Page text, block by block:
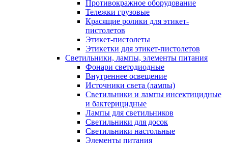
Противокражное оборудование
Тележки грузовые
Красящие ролики для этикет-
пистолетов
Этикет-пистолеты
Этикетки для этикет-пистолетов
Светильники, лампы, элементы питания
Фонари светодиодные
Внутреннее освещение
Источники света (лампы)
Светильники и лампы инсектицидные
и бактерицидные
Лампы для светильников
Светильники для досок
Светильники настольные
Элементы питания